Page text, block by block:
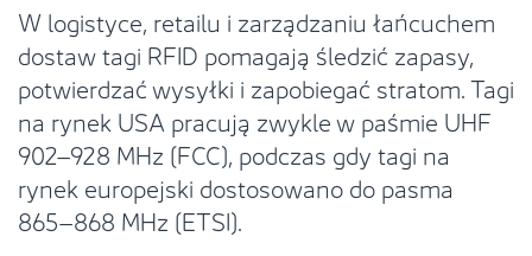
W logistyce, retailu i zarządzaniu łańcuchem
dostaw tagi RFID pomagają śledzić zapasy,
potwierdzać wysyłki i zapobiegać stratom. Tagi
na rynek USA pracują zwykle w paśmie UHF
902–928 MHz (FCC), podczas gdy tagi na
rynek europejski dostosowano do pasma
865–868 MHz (ETSI).